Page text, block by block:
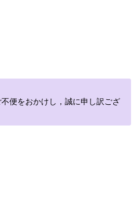
便をおかけし，誠に申し訳ござ